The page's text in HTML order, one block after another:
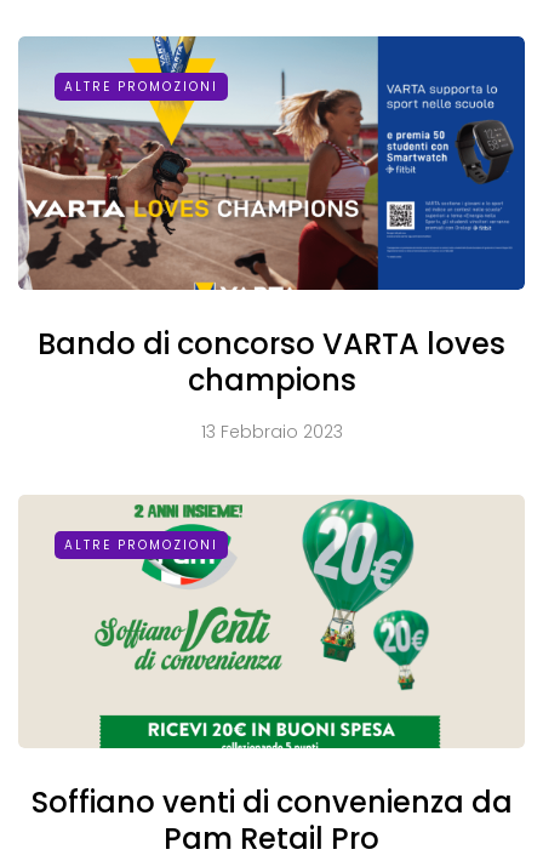
ALTRE PROMOZIONI
Bando di concorso VARTA loves
champions
13 Febbraio 2023
ALTRE PROMOZIONI
Soffiano venti di convenienza da
Pam Retail Pro